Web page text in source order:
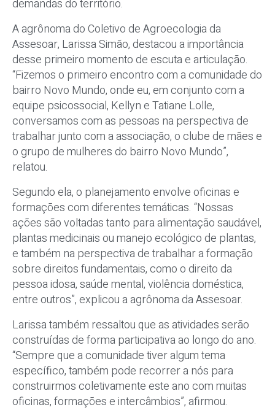
demandas do território.
A agrônoma do Coletivo de Agroecologia da
Assesoar, Larissa Simão, destacou a importância
desse primeiro momento de escuta e articulação.
“Fizemos o primeiro encontro com a comunidade do
bairro Novo Mundo, onde eu, em conjunto com a
equipe psicossocial, Kellyn e Tatiane Lolle,
conversamos com as pessoas na perspectiva de
trabalhar junto com a associação, o clube de mães e
o grupo de mulheres do bairro Novo Mundo”,
relatou.
Segundo ela, o planejamento envolve oficinas e
formações com diferentes temáticas. “Nossas
ações são voltadas tanto para alimentação saudável,
plantas medicinais ou manejo ecológico de plantas,
e também na perspectiva de trabalhar a formação
sobre direitos fundamentais, como o direito da
pessoa idosa, saúde mental, violência doméstica,
entre outros”, explicou a agrônoma da Assesoar.
Larissa também ressaltou que as atividades serão
construídas de forma participativa ao longo do ano.
“Sempre que a comunidade tiver algum tema
específico, também pode recorrer a nós para
construirmos coletivamente este ano com muitas
oficinas, formações e intercâmbios”, afirmou.